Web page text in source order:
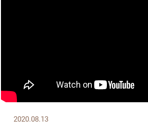
2020.08.13